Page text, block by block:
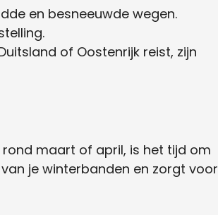
en besneeuwde wegen.
of Oostenrijk reist, zijn
maart of april, is het tijd om
je winterbanden en zorgt voor